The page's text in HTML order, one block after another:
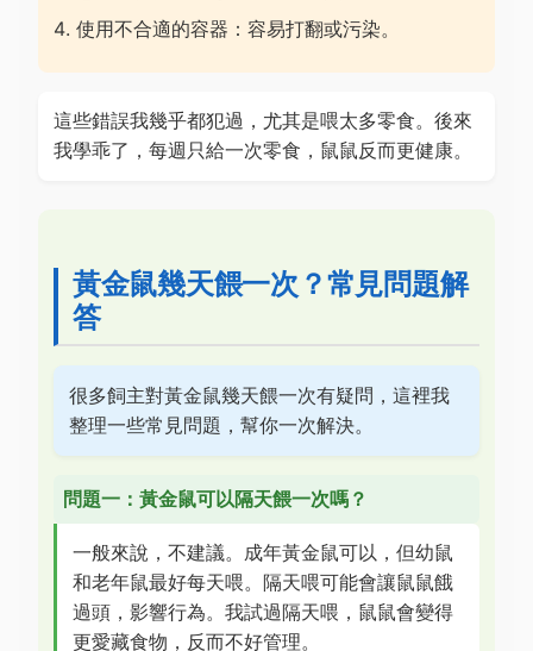
使用不合適的容器：容易打翻或污染。
這些錯誤我幾乎都犯過，尤其是喂太多零食。後來
我學乖了，每週只給一次零食，鼠鼠反而更健康。
黃金鼠幾天餵一次？常見問題解
答
很多飼主對黃金鼠幾天餵一次有疑問，這裡我
整理一些常見問題，幫你一次解決。
問題一：黃金鼠可以隔天餵一次嗎？
一般來說，不建議。成年黃金鼠可以，但幼鼠
和老年鼠最好每天喂。隔天喂可能會讓鼠鼠餓
過頭，影響行為。我試過隔天喂，鼠鼠會變得
更愛藏食物，反而不好管理。